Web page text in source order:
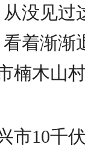
没见过
着渐
楠木山
10千伏